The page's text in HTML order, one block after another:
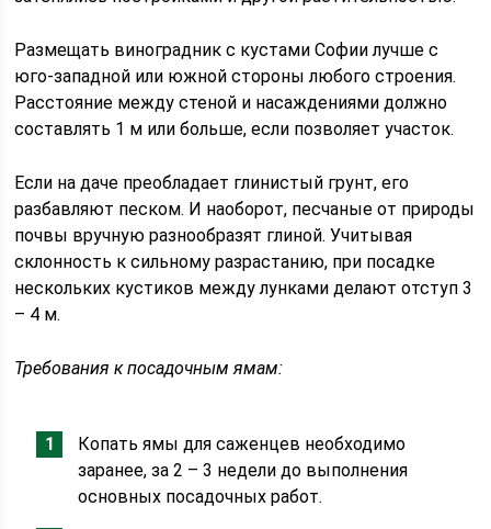
Размещать виноградник с кустами Софии лучше с
юго-западной или южной стороны любого строения.
Расстояние между стеной и насаждениями должно
составлять 1 м или больше, если позволяет участок.
Если на даче преобладает глинистый грунт, его
разбавляют песком. И наоборот, песчаные от природы
почвы вручную разнообразят глиной. Учитывая
склонность к сильному разрастанию, при посадке
нескольких кустиков между лунками делают отступ 3
– 4 м.
Требования к посадочным ямам:
Копать ямы для саженцев необходимо
заранее, за 2 – 3 недели до выполнения
основных посадочных работ.